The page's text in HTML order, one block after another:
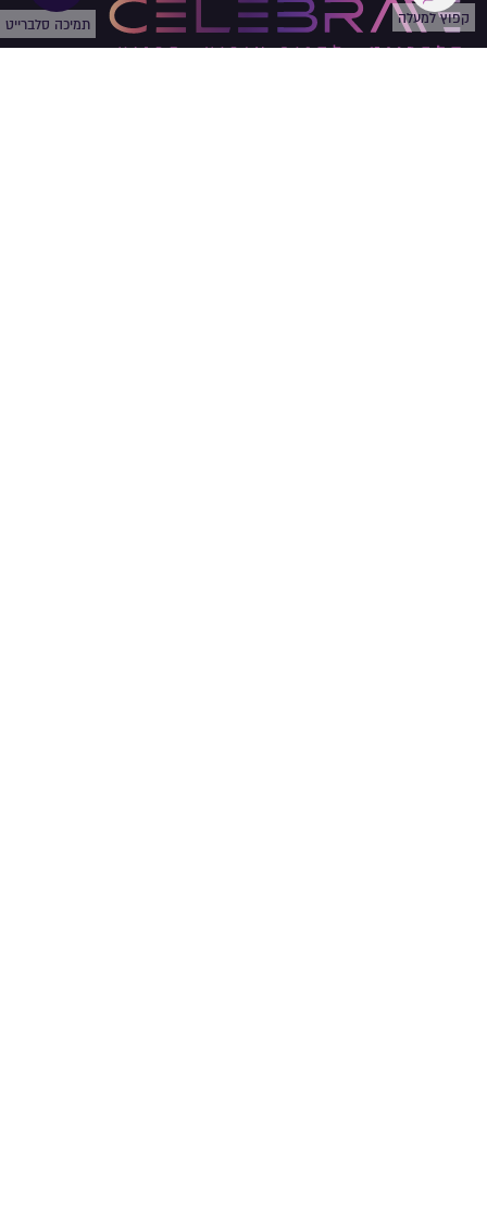
קפוץ למעלה תמיכה סלברייט